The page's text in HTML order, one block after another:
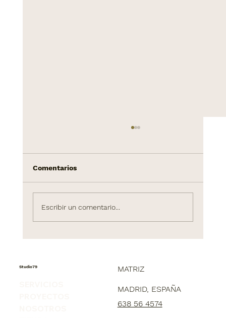
Comentarios
Escribir un comentario...
Studio79 MATRIZ
MADRID, ESPAÑA
638 56 4574